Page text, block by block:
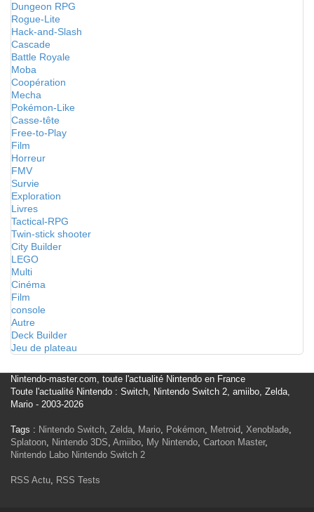
Dungeon RPG
Rogue-Lite
Hack-and-Slash
Cascade
Battle Royale
Moba
Coopération
Mecha
Pokémon-Like
Casse-tête
Free-to-Play
Film
Horreur
FMV
Survie
Exploration
Livres
Tactical-RPG
Twin-stick shooter
City Builder
LEGO
Multi
Cinéma
Film
console
Autre
Deck Builder
Jeu de plateau
Nintendo-master.com, toute l'actualité Nintendo en France
Toute l'actualité Nintendo : Switch, Nintendo Switch 2, amiibo, Zelda,
Mario - 2003-2026
Tags : Nintendo Switch, Zelda, Mario, Pokémon, Metroid, Xenoblade,
Splatoon, Nintendo 3DS, Amiibo, My Nintendo, Cartoon Master,
Nintendo Labo Nintendo Switch 2
RSS Actu, RSS Tests